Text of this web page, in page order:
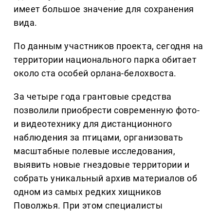
имеет большое значение для сохранения
вида.
По данным участников проекта, сегодня на
территории национального парка обитает
около ста особей орлана-белохвоста.
За четыре года грантовые средства
позволили приобрести современную фото-
и видеотехнику для дистанционного
наблюдения за птицами, организовать
масштабные полевые исследования,
выявить новые гнездовые территории и
собрать уникальный архив материалов об
одном из самых редких хищников
Поволжья. При этом специалисты